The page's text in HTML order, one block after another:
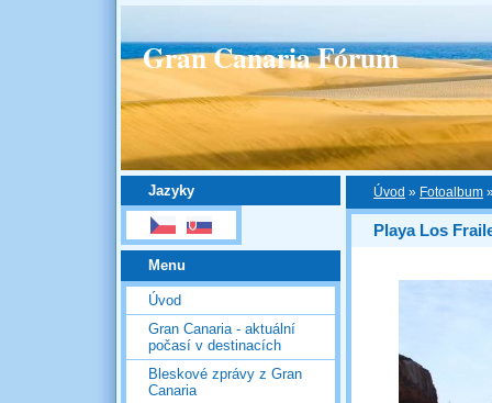
Gran Canaria Fórum
Jazyky
Menu
Úvod
Gran Canaria - aktuální
počasí v destinacích
Bleskové zprávy z Gran
Canaria
Úvod » Fotoalbum
Playa Los